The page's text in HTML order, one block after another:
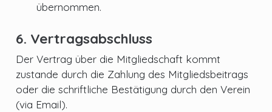
übernommen.
6. Vertragsabschluss
Der Vertrag über die Mitgliedschaft kommt
zustande durch die Zahlung des Mitgliedsbeitrags
oder die schriftliche Bestätigung durch den Verein
(via Email).